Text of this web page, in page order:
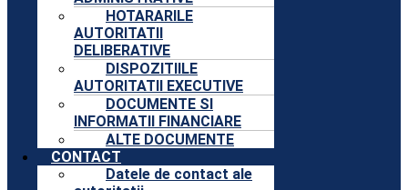
HOTARARILE
AUTORITATII
DELIBERATIVE
DISPOZITIILE
AUTORITATII EXECUTIVE
DOCUMENTE SI
INFORMATII FINANCIARE
ALTE DOCUMENTE
CONTACT
Datele de contact ale